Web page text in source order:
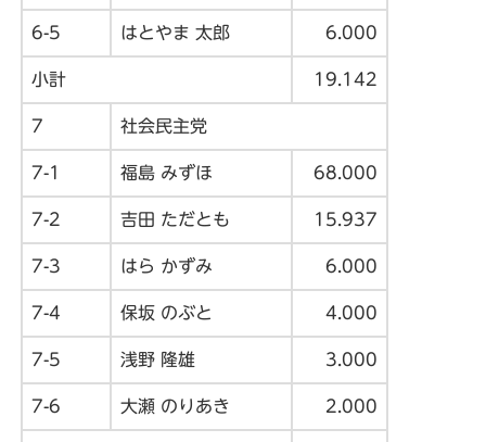
6-5 はとやま 太郎 6.000
小計 19.142
7 社会民主党
7-1 福島 みずほ 68.000
7-2 吉田 ただとも 15.937
7-3 はら かずみ 6.000
7-4 保坂 のぶと 4.000
7-5 浅野 隆雄 3.000
7-6 大瀬 のりあき 2.000